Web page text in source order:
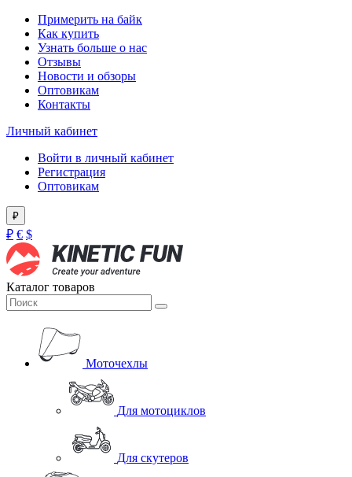
Примерить на байк
Как купить
Узнать больше о нас
Отзывы
Новости и обзоры
Оптовикам
Контакты
Личный кабинет
Войти в личный кабинет
Регистрация
Оптовикам
₽
₽ € $
Каталог товаров
Моточехлы
Для мотоциклов
Для скутеров